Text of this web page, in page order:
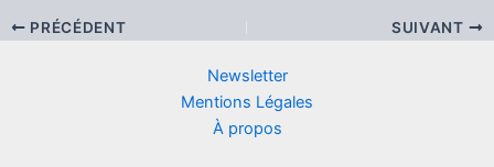
PRÉCÉDENT SUIVANT
Newsletter
Mentions Légales
À propos